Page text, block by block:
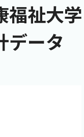
福祉大学
データ